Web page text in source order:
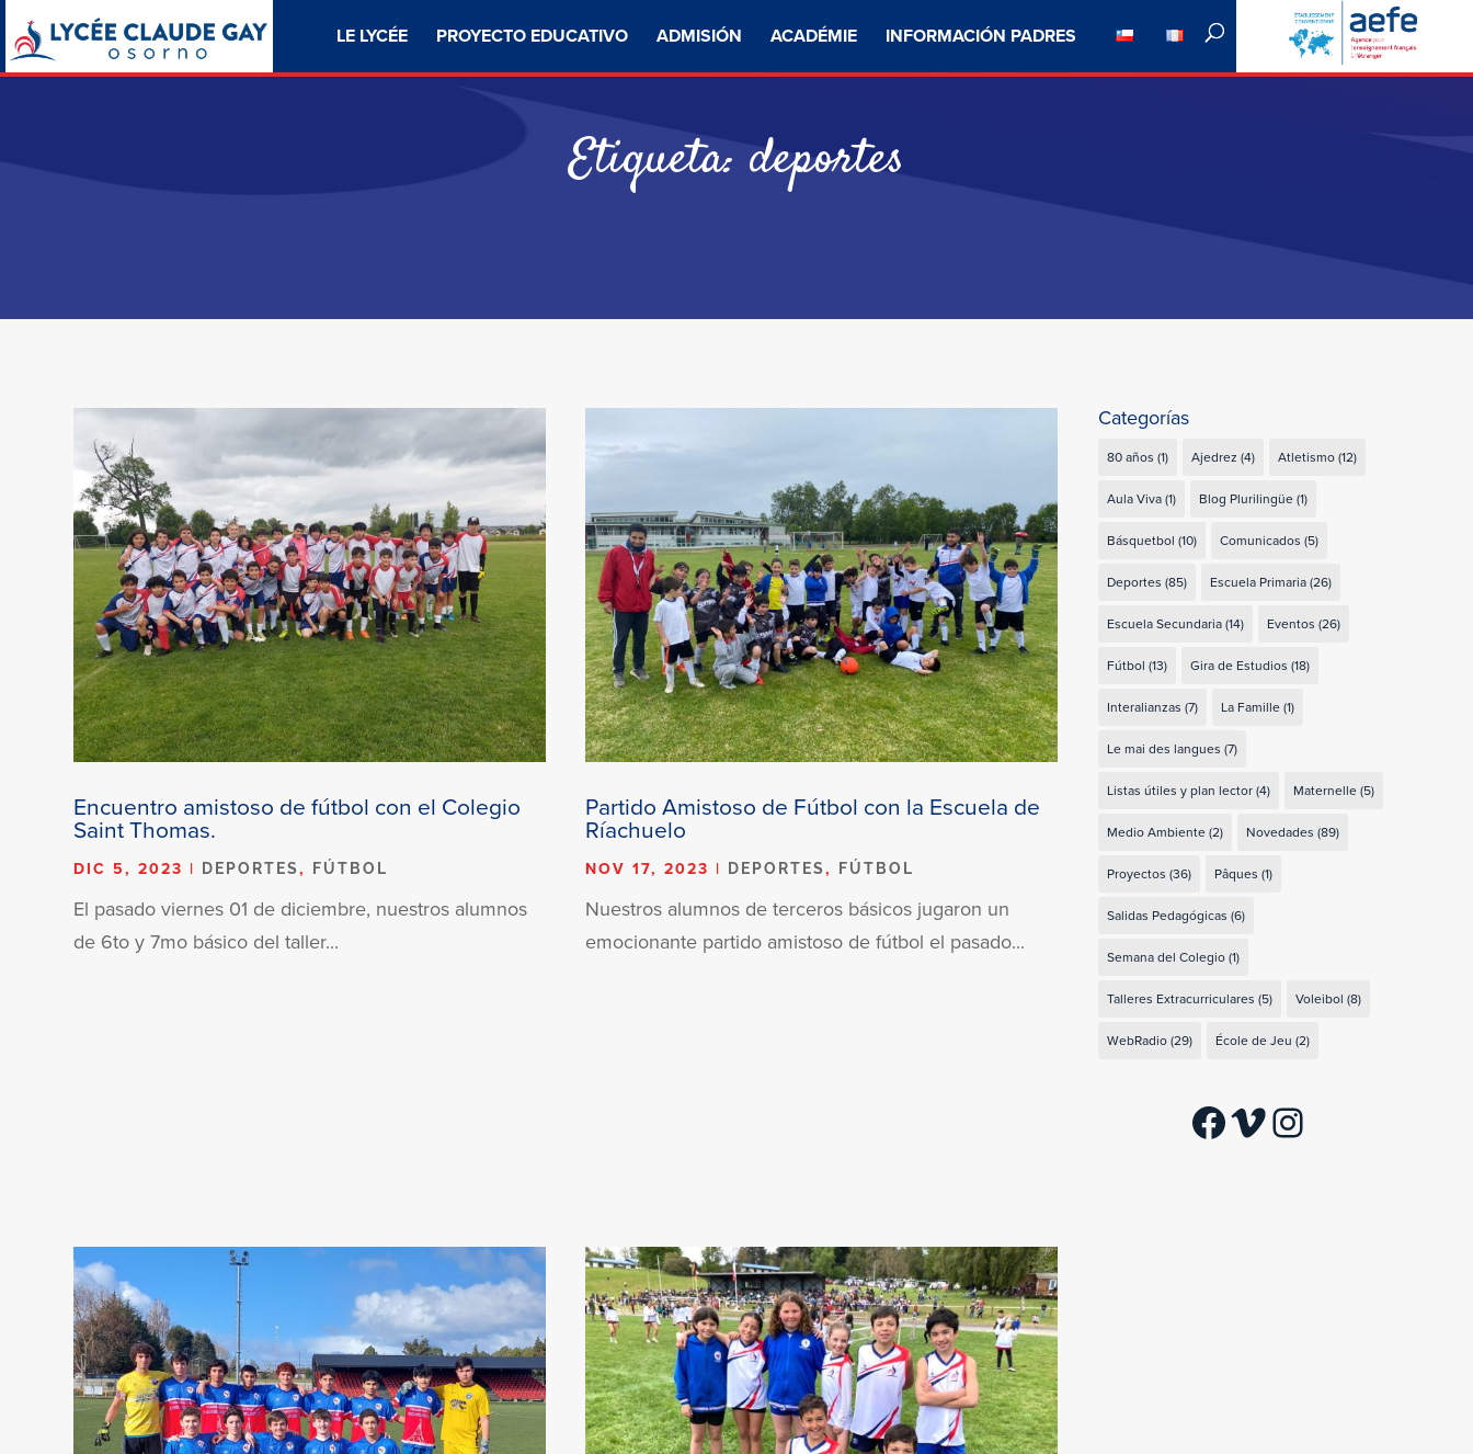
LE LYCÉE PROYECTO EDUCATIVO ADMISIÓN ACADÉMIE INFORMACIÓN PADRES
Etiqueta: deportes
Encuentro amistoso de fútbol con el Colegio
Saint Thomas.
DIC 5, 2023 | DEPORTES, FÚTBOL
El pasado viernes 01 de diciembre, nuestros alumnos
de 6to y 7mo básico del taller...
Partido Amistoso de Fútbol con la Escuela de
Ríachuelo
NOV 17, 2023 | DEPORTES, FÚTBOL
Nuestros alumnos de terceros básicos jugaron un
emocionante partido amistoso de fútbol el pasado...
Categorías
80 años (1) Ajedrez (4) Atletismo(12)
Aula Viva(1) Blog Plurilingüe(1)
Básquetbol (10) Comunicados (5)
Deportes (85) Escuela Primaria(26)
Escuela Secundaria(14) Eventos (26)
Fútbol (13) Gira de Estudios (18)
Interalianzas (7) La Famille(1)
Le mai des langues (7)
Listas útiles y plan lector(4) Maternelle(5)
Medio Ambiente(2) Novedades (89)
Proyectos (36) Pâques (1)
Salidas Pedagógicas (6)
Semana del Colegio(1)
Talleres Extracurriculares (5) Voleibol (8)
WebRadio(29) École de Jeu (2)
Facebook
VimeoInstagram